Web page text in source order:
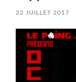
22 JUILLET 2017